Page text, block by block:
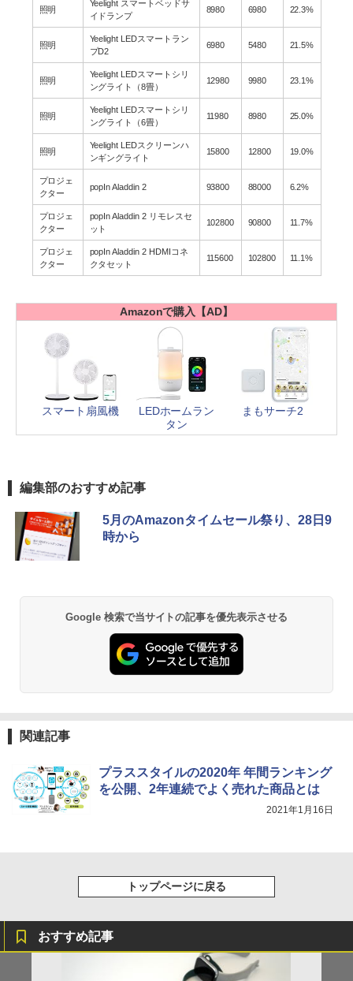
照明
Yeelight スマートベッドサ
イドランプ
8980 6980 22.3%
照明
Yeelight LEDスマートラン
プD2
6980 5480 21.5%
照明
Yeelight LEDスマートシリ
ングライト（8畳）
12980 9980 23.1%
照明
Yeelight LEDスマートシリ
ングライト（6畳）
11980 8980 25.0%
照明
Yeelight LEDスクリーンハ
ンギングライト
15800 12800 19.0%
プロジェ
クター
popIn Aladdin 2 93800 88000 6.2%
プロジェ
クター
popIn Aladdin 2 リモレスセ
ット
102800 90800 11.7%
プロジェ
クター
popIn Aladdin 2 HDMIコネ
クタセット
115600 102800 11.1%
Amazonで購入【AD】
スマート扇風機
LEDホームラン
タン
まもサーチ2
編集部のおすすめ記事
5月のAmazonタイムセール祭り、28日9
時から
Google 検索で当サイトの記事を優先表示させる
関連記事
プラススタイルの2020年 年間ランキング
を公開、2年連続でよく売れた商品とは
2021年1月16日
トップページに戻る
おすすめ記事